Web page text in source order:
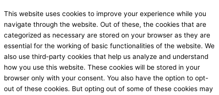
This website uses cookies to improve your experience while you
navigate through the website. Out of these, the cookies that are
categorized as necessary are stored on your browser as they are
essential for the working of basic functionalities of the website. We
also use third-party cookies that help us analyze and understand
how you use this website. These cookies will be stored in your
browser only with your consent. You also have the option to opt-
out of these cookies. But opting out of some of these cookies may